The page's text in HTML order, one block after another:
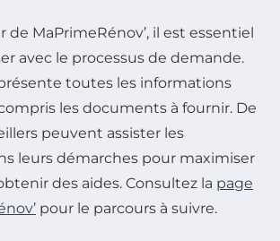
de MaPrimeRénov’, il est essentiel
avec le processus de demande.
toutes les informations
les documents à fournir. De
peuvent assister les
leurs démarches pour maximiser
des aides. Consultez la page
pour le parcours à suivre.